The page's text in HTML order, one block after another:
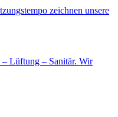
zeichnen unsere
Lüftung – Sanitär. Wir